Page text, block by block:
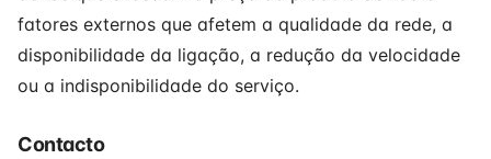
fatores externos que afetem a qualidade da rede, a
disponibilidade da ligação, a redução da velocidade
ou a indisponibilidade do serviço.
Contacto